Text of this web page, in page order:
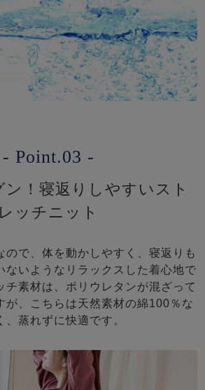
- Point.03 -
！寝返りしやすいスト
レッチニット
ので、体を動かしやすく、寝返りも
ないようなリラックスした着心地で
チ素材は、ポリウレタンが混ざって
が、こちらは天然素材の綿100％な
蒸れずに快適です。